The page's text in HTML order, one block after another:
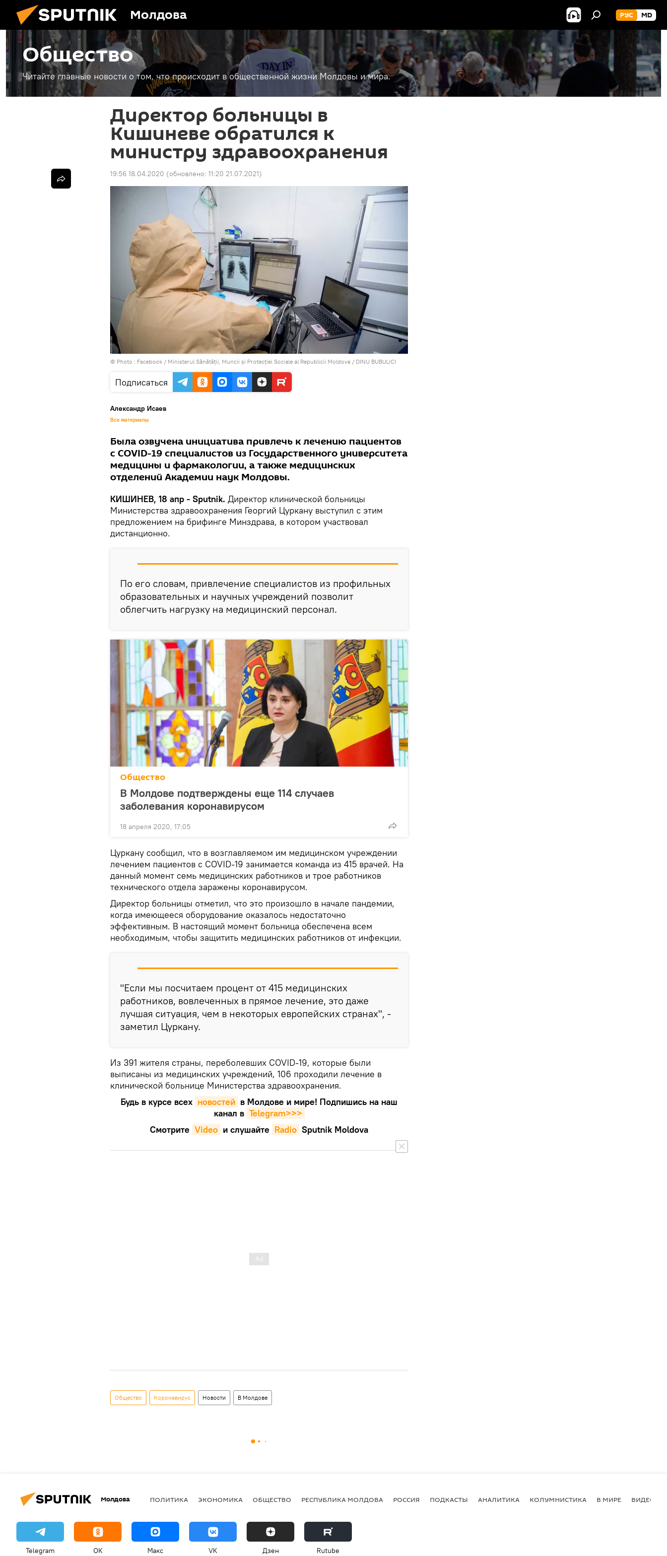
Молдова РУС MD
Общество
Читайте главные новости о том, что происходит в общественной жизни Молдовы и мира.
Директор больницы в
Кишиневе обратился к
министру здравоохранения
19:56 18.04.2020 (обновлено: 11:20 21.07.2021)
© Photo : Facebook / Ministerul Sănătății, Muncii și Protecției Sociale al Republicii Moldova / DINU BUBULICI
Подписаться
Александр Исаев
Все материалы
Была озвучена инициатива привлечь к лечению пациентов
с COVID-19 специалистов из Государственного университета
медицины и фармакологии, а также медицинских
отделений Академии наук Молдовы.
КИШИНЕВ, 18 апр - Sputnik. Директор клинической больницы
Министерства здравоохранения Георгий Цуркану выступил с этим
предложением на брифинге Минздрава, в котором участвовал
дистанционно.
По его словам, привлечение специалистов из профильных
образовательных и научных учреждений позволит
облегчить нагрузку на медицинский персонал.
Общество
В Молдове подтверждены еще 114 случаев
заболевания коронавирусом
18 апреля 2020, 17:05
Цуркану сообщил, что в возглавляемом им медицинском учреждении
лечением пациентов с COVID-19 занимается команда из 415 врачей. На
данный момент семь медицинских работников и трое работников
технического отдела заражены коронавирусом.
Директор больницы отметил, что это произошло в начале пандемии,
когда имеющееся оборудование оказалось недостаточно
эффективным. В настоящий момент больница обеспечена всем
необходимым, чтобы защитить медицинских работников от инфекции.
"Если мы посчитаем процент от 415 медицинских
работников, вовлеченных в прямое лечение, это даже
лучшая ситуация, чем в некоторых европейских странах", -
заметил Цуркану.
Из 391 жителя страны, переболевших COVID-19, которые были
выписаны из медицинских учреждений, 106 проходили лечение в
клинической больнице Министерства здравоохранения.
Будь в курсе всех новостей в Молдове и мире! Подпишись на наш
канал в Telegram>>>
Смотрите Video и слушайте Radio Sputnik Moldova
Общество Коронавирус Новости В Молдове
Молдова ПОЛИТИКА ЭКОНОМИКА ОБЩЕСТВО РЕСПУБЛИКА МОЛДОВА РОССИЯ ПОДКАСТЫ АНАЛИТИКА КОЛУМНИСТИКА В МИРЕ ВИДЕО
Telegram OK Макс VK Дзен Rutube